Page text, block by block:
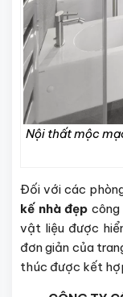
Nội thất mộc
Đối với các
kế nhà đẹp
vật liệu được
đơn giản của
thúc được kết